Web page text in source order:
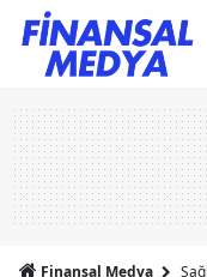
Finansal Medya